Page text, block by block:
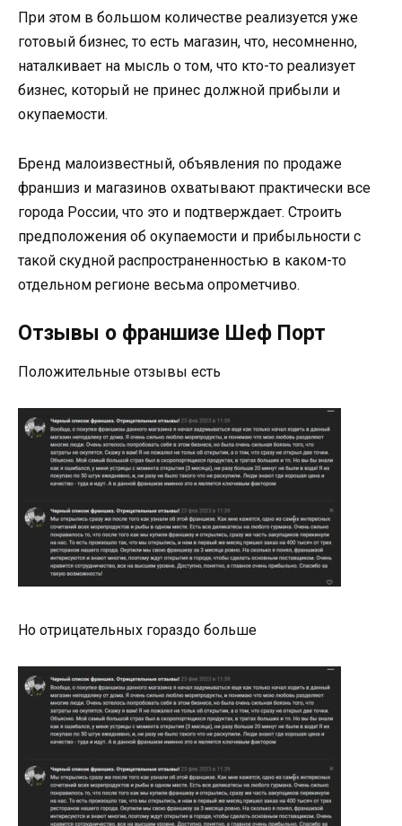
При этом в большом количестве реализуется уже
готовый бизнес, то есть магазин, что, несомненно,
наталкивает на мысль о том, что кто-то реализует
бизнес, который не принес должной прибыли и
окупаемости.
Бренд малоизвестный, объявления по продаже
франшиз и магазинов охватывают практически все
города России, что это и подтверждает. Строить
предположения об окупаемости и прибыльности с
такой скудной распространенностью в каком-то
отдельном регионе весьма опрометчиво.
Отзывы о франшизе Шеф Порт
Положительные отзывы есть
Но отрицательных гораздо больше